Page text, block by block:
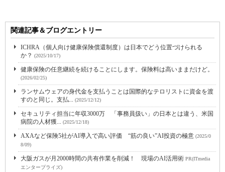
関連記事＆ブログエントリー
ICHRA（個人向け健康保険償還制度）は日本でどう位置づけられる
か？ (2025/10/17)
健康保険の任意継続を続けることにします。保険料は高いままだけど。
(2026/02/25)
ランサムウェアの身代金を支払うことは国際的なテロリストに資金を渡
すのと同じ。支払... (2025/12/12)
セキュリティ担当に年収3000万 「事務員扱い」の日本とは違う、米国
病院の人材獲... (2025/12/18)
AXAなど保険5社がAI導入で高い評価 “筋の良い”AI投資の極意 (2025/0
8/09)
大阪ガスが月2000時間の共有作業を削減！ 現場のAI活用術 PR(ITmedia
エンタープライズ)